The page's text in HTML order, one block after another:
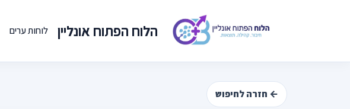
הלוח הפתוח אונליין לוחות ערים
← חזרה לחיפוש